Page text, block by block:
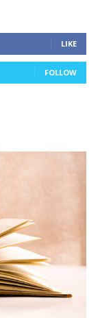
LIKE
FOLLOW